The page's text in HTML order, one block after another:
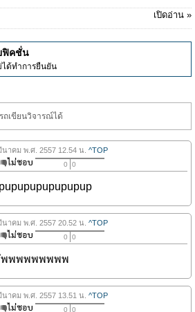
เปิดอ่าน »
ฟิคชั่น
ได้ทำการยืนยัน
ถเขียนวิจารณ์ได้
นาคม พ.ศ. 2557 12.54 น. ^TOP
0 0
นาคม พ.ศ. 2557 20.52 น. ^TOP
0 0
พพพพพพพพพ
นาคม พ.ศ. 2557 13.51 น. ^TOP
0 0